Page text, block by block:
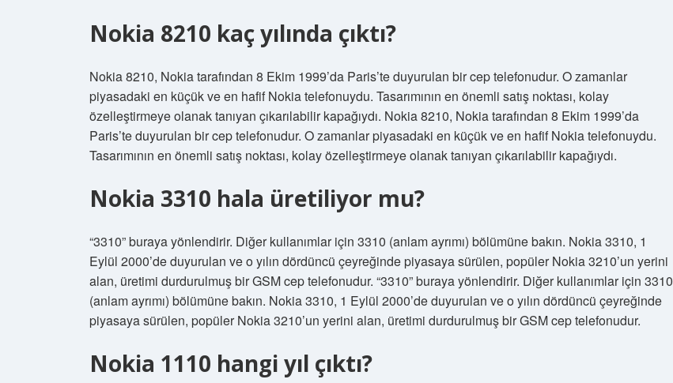
Nokia 8210 kaç yılında çıktı?
Nokia 8210, Nokia tarafından 8 Ekim 1999’da Paris’te duyurulan bir cep telefonudur. O zamanlar
piyasadaki en küçük ve en hafif Nokia telefonuydu. Tasarımının en önemli satış noktası, kolay
özelleştirmeye olanak tanıyan çıkarılabilir kapağıydı. Nokia 8210, Nokia tarafından 8 Ekim 1999’da
Paris’te duyurulan bir cep telefonudur. O zamanlar piyasadaki en küçük ve en hafif Nokia telefonuydu.
Tasarımının en önemli satış noktası, kolay özelleştirmeye olanak tanıyan çıkarılabilir kapağıydı.
Nokia 3310 hala üretiliyor mu?
“3310” buraya yönlendirir. Diğer kullanımlar için 3310 (anlam ayrımı) bölümüne bakın. Nokia 3310, 1
Eylül 2000’de duyurulan ve o yılın dördüncü çeyreğinde piyasaya sürülen, popüler Nokia 3210’un yerini
alan, üretimi durdurulmuş bir GSM cep telefonudur. “3310” buraya yönlendirir. Diğer kullanımlar için 3310
(anlam ayrımı) bölümüne bakın. Nokia 3310, 1 Eylül 2000’de duyurulan ve o yılın dördüncü çeyreğinde
piyasaya sürülen, popüler Nokia 3210’un yerini alan, üretimi durdurulmuş bir GSM cep telefonudur.
Nokia 1110 hangi yıl çıktı?